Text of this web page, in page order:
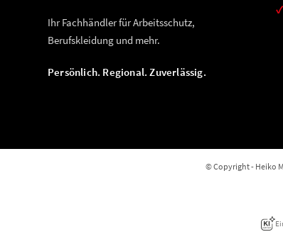
Ihr Fachhändler für Arbeitsschutz,
Berufskleidung und mehr.
Persönlich. Regional. Zuverlässig.
© Copyright - Heiko